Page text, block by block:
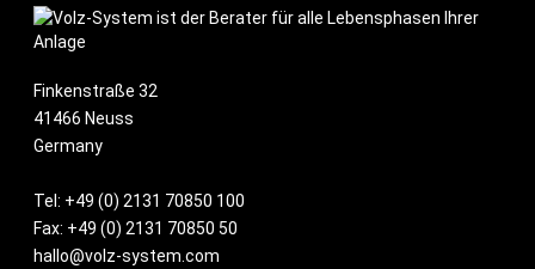
Finkenstraße 32
41466 Neuss
Germany
Tel: +49 (0) 2131 70850 100
Fax: +49 (0) 2131 70850 50
hallo@volz-system.com